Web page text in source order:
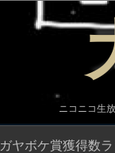
ニコニコ生
ガヤボケ賞獲得数